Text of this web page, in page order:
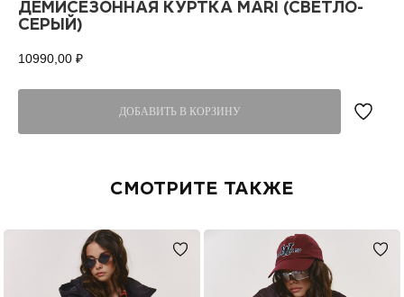
ДЕМИСЕЗОННАЯ КУРТКА MARI (СВЕТЛО-
СЕРЫЙ)
10990,00 ₽
ДОБАВИТЬ В КОРЗИНУ
СМОТРИТЕ ТАКЖЕ